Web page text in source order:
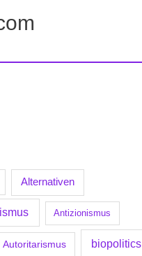
Alternativen
Antizionismus
Autoritarismus biopolitics